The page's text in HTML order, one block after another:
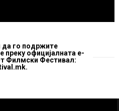
да го подржите
преку официјалната e-
Филмски Фестивал: